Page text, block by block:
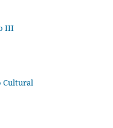
III
Cultural